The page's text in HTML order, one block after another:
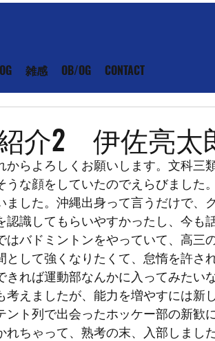
雑感 OB/OG CONTACT
介2 伊佐亮太
らよろしくお願いします。文科三
な顔をしていたのでえらびました
した。沖縄出身って言うだけで、
識してもらいやすかったし、今も
バドミントンをやっていて、高三
して強くなりたくて、怠惰を許さ
れば運動部なんかに入ってみたい
考えましたが、能力を増やすには新
ト列で出会ったホッケー部の新歓
ちゃって、熟考の末、入部しまし